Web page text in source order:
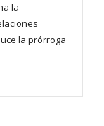
la
la prórroga